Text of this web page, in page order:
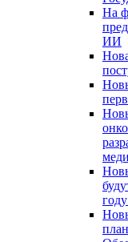
На
ИИ